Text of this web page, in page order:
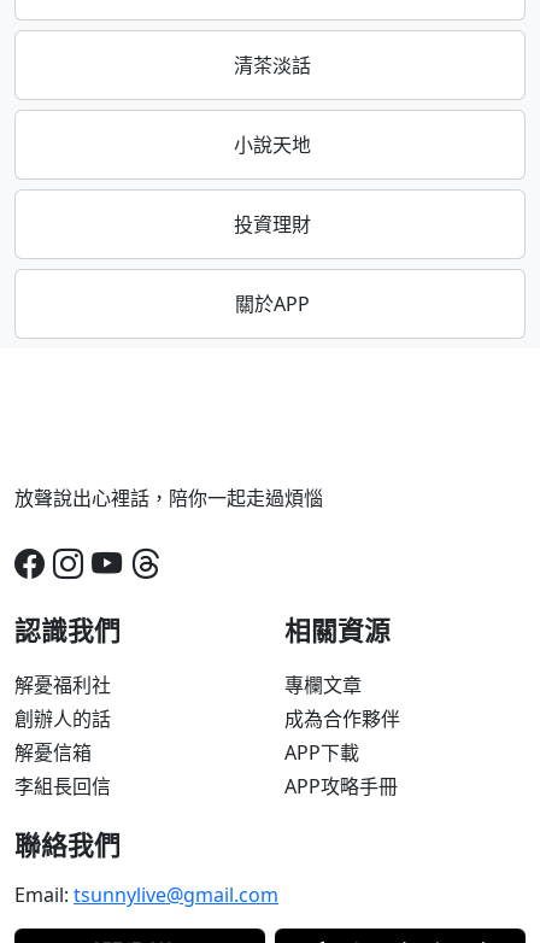
清茶淡話
小說天地
投資理財
關於APP
放聲說出心裡話，陪你一起走過煩惱
認識我們
解憂福利社
創辦人的話
解憂信箱
李組長回信
相關資源
專欄文章
成為合作夥伴
APP下載
APP攻略手冊
聯絡我們
Email: tsunnylive@gmail.com